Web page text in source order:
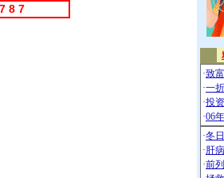
7 8 7